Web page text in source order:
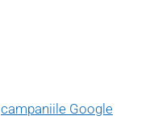
campaniile Google